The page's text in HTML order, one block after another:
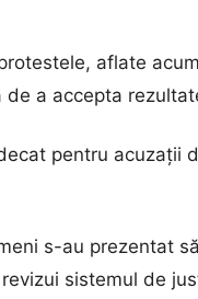
aflate
de a accepta
pentru acuzații
s-au prezentat
sistemul de